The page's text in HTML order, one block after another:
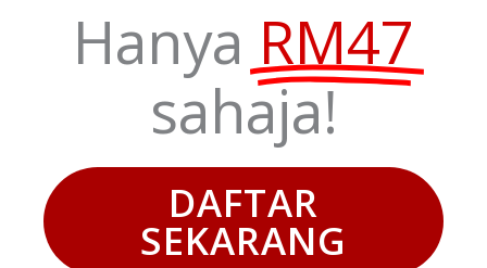
Hanya RM47
sahaja!
DAFTAR
SEKARANG